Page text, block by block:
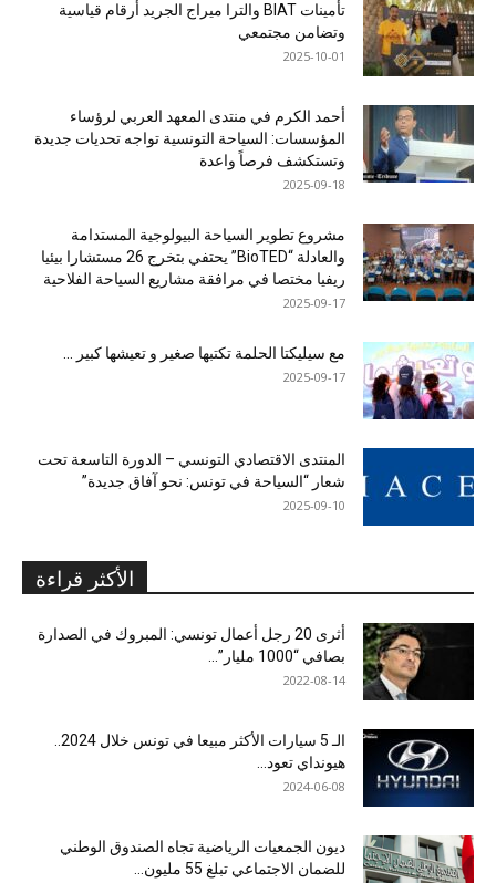
تأمينات BIAT والترا ميراج الجريد أرقام قياسية
وتضامن مجتمعي
2025-10-01
أحمد الكرم في منتدى المعهد العربي لرؤساء
المؤسسات: السياحة التونسية تواجه تحديات جديدة
وتستكشف فرصاً واعدة
2025-09-18
مشروع تطوير السياحة البيولوجية المستدامة
والعادلة “BioTED” يحتفي بتخرج 26 مستشارا بيئيا
ريفيا مختصا في مرافقة مشاريع السياحة الفلاحية
2025-09-17
مع سيليكتا الحلمة تكتبها صغير و تعيشها كبير …
2025-09-17
المنتدى الاقتصادي التونسي – الدورة التاسعة تحت
شعار “السياحة في تونس: نحو آفاق جديدة”
2025-09-10
الأكثر قراءة
أثرى 20 رجل أعمال تونسي: المبروك في الصدارة
بصافي “1000 مليار”...
2022-08-14
هيونداي تعود...
2024-06-08
ديون الجمعيات الرياضية تجاه الصندوق الوطني
للضمان الاجتماعي تبلغ 55 مليون...